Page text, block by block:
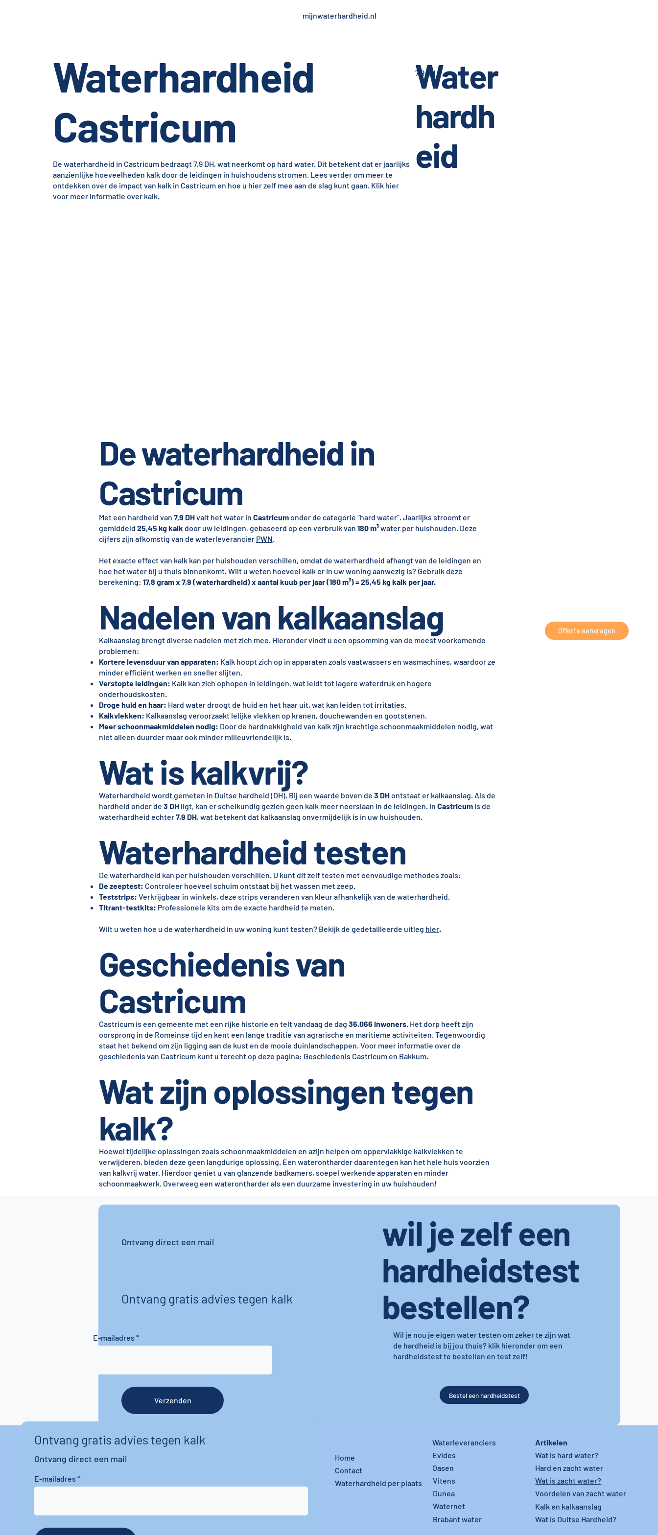
mijnwaterhardheid.nl
Waterhardheid
Castricum
De waterhardheid in Castricum bedraagt 7,9 DH, wat neerkomt op hard water. Dit betekent dat er jaarlijks
aanzienlijke hoeveelheden kalk door de leidingen in huishoudens stromen. Lees verder om meer te
ontdekken over de impact van kalk in Castricum en hoe u hier zelf mee aan de slag kunt gaan. Klik hier
voor meer informatie over kalk.
Water
hardh
eid
7,9 dH
De waterhardheid in
Castricum
Met een hardheid van 7,9 DHvalt het water in Castricumonder de categorie “hard water”. Jaarlijks stroomt er
gemiddeld 25,45 kg kalk door uw leidingen, gebaseerd op een verbruik van 180 m³water per huishouden. Deze
cijfers zijn afkomstig van de waterleverancier PWN.
Het exacte effect van kalk kan per huishouden verschillen, omdat de waterhardheid afhangt van de leidingen en
hoe het water bij u thuis binnenkomt. Wilt u weten hoeveel kalk er in uw woning aanwezig is? Gebruik deze
berekening: 17,8 gram x 7,9 (waterhardheid) x aantal kuub per jaar (180 m³) = 25,45 kg kalk per jaar.
Nadelen van kalkaanslag
Kalkaanslag brengt diverse nadelen met zich mee. Hieronder vindt u een opsomming van de meest voorkomende
problemen:
Kortere levensduur van apparaten: Kalk hoopt zich op in apparaten zoals vaatwassers en wasmachines, waardoor ze
minder efficiënt werken en sneller slijten.
Verstopte leidingen: Kalk kan zich ophopen in leidingen, wat leidt tot lagere waterdruk en hogere
onderhoudskosten.
Droge huid en haar: Hard water droogt de huid en het haar uit, wat kan leiden tot irritaties.
Kalkvlekken: Kalkaanslag veroorzaakt lelijke vlekken op kranen, douchewanden en gootstenen.
Meer schoonmaakmiddelen nodig: Door de hardnekkigheid van kalk zijn krachtige schoonmaakmiddelen nodig, wat
niet alleen duurder maar ook minder milieuvriendelijk is.
Wat is kalkvrij?
Waterhardheid wordt gemeten in Duitse hardheid (DH). Bij een waarde boven de 3 DHontstaat er kalkaanslag. Als de
hardheid onder de 3 DHligt, kan er scheikundig gezien geen kalk meer neerslaan in de leidingen. In Castricumis de
waterhardheid echter7,9 DH, wat betekent dat kalkaanslag onvermijdelijk is in uw huishouden.
Waterhardheid testen
De waterhardheid kan per huishouden verschillen. U kunt dit zelf testen met eenvoudige methodes zoals:
De zeeptest: Controleer hoeveel schuim ontstaat bij het wassen met zeep.
Teststrips: Verkrijgbaar in winkels, deze strips veranderen van kleur afhankelijk van de waterhardheid.
Titrant-testkits: Professionele kits om de exacte hardheid te meten.
Wilt u weten hoe u de waterhardheid in uw woning kunt testen? Bekijk de gedetailleerde uitleg hier.
Geschiedenis van
Castricum
Castricum is een gemeente met een rijke historie en telt vandaag de dag 36.066 inwoners. Het dorp heeft zijn
oorsprong in de Romeinse tijd en kent een lange traditie van agrarische en maritieme activiteiten. Tegenwoordig
staat het bekend om zijn ligging aan de kust en de mooie duinlandschappen. Voor meer informatie over de
geschiedenis van Castricum kunt u terecht op deze pagina: Geschiedenis Castricum en Bakkum.
Wat zijn oplossingen tegen
kalk?
Hoewel tijdelijke oplossingen zoals schoonmaakmiddelen en azijn helpen om oppervlakkige kalkvlekken te
verwijderen, bieden deze geen langdurige oplossing. Een waterontharder daarentegen kan het hele huis voorzien
van kalkvrij water. Hierdoor geniet u van glanzende badkamers, soepel werkende apparaten en minder
schoonmaakwerk. Overweeg een waterontharder als een duurzame investering in uw huishouden!
Offerte aanvragen
Ontvang gratis advies tegen kalk
Ontvang direct een mail
wil je zelf een
hardheidstest
bestellen?
E-mailadres
Wil je nou je eigen water testen om zeker te zijn wat
de hardheid is bij jou thuis? klik hieronder om een
hardheidstest te bestellen en test zelf!
Verzenden
Bestel een hardheidstest
Ontvang gratis advies tegen kalk
Ontvang direct een mail
E-mailadres
Home
Contact
Waterhardheid per plaats
Waterleveranciers
Evides
Oasen
Vitens
Dunea
Waternet
Brabant water
Artikelen
Wat is hard water?
Hard en zacht water
Wat is zacht water?
Voordelen van zacht water
Kalk en kalkaanslag
Wat is Duitse Hardheid?